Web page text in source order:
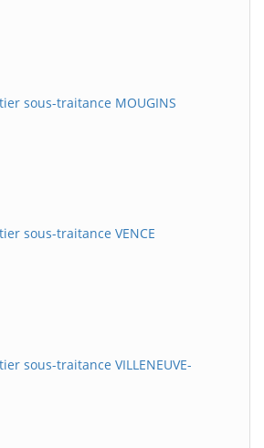
sous-traitance MOUGINS
sous-traitance VENCE
sous-traitance VILLENEUVE-